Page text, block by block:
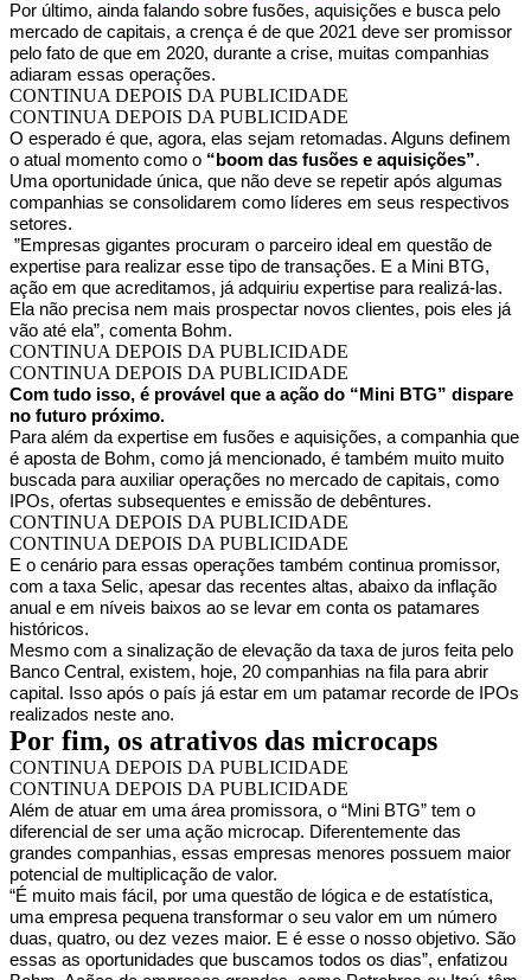
Por último, ainda falando sobre fusões, aquisições e busca pelo
mercado de capitais, a crença é de que 2021 deve ser promissor
pelo fato de que em 2020, durante a crise, muitas companhias
adiaram essas operações.
CONTINUA DEPOIS DA PUBLICIDADE
CONTINUA DEPOIS DA PUBLICIDADE
O esperado é que, agora, elas sejam retomadas. Alguns definem
o atual momento como o “boom das fusões e aquisições”.
Uma oportunidade única, que não deve se repetir após algumas
companhias se consolidarem como líderes em seus respectivos
setores.
”Empresas gigantes procuram o parceiro ideal em questão de
expertise para realizar esse tipo de transações. E a Mini BTG,
ação em que acreditamos, já adquiriu expertise para realizá-las.
Ela não precisa nem mais prospectar novos clientes, pois eles já
vão até ela”, comenta Bohm.
CONTINUA DEPOIS DA PUBLICIDADE
CONTINUA DEPOIS DA PUBLICIDADE
Com tudo isso, é provável que a ação do “Mini BTG” dispare
no futuro próximo.
Para além da expertise em fusões e aquisições, a companhia que
é aposta de Bohm, como já mencionado, é também muito muito
buscada para auxiliar operações no mercado de capitais, como
IPOs, ofertas subsequentes e emissão de debêntures.
CONTINUA DEPOIS DA PUBLICIDADE
CONTINUA DEPOIS DA PUBLICIDADE
E o cenário para essas operações também continua promissor,
com a taxa Selic, apesar das recentes altas, abaixo da inflação
anual e em níveis baixos ao se levar em conta os patamares
históricos.
Mesmo com a sinalização de elevação da taxa de juros feita pelo
Banco Central, existem, hoje, 20 companhias na fila para abrir
capital. Isso após o país já estar em um patamar recorde de IPOs
realizados neste ano.
Por fim, os atrativos das microcaps
CONTINUA DEPOIS DA PUBLICIDADE
CONTINUA DEPOIS DA PUBLICIDADE
Além de atuar em uma área promissora, o “Mini BTG” tem o
diferencial de ser uma ação microcap. Diferentemente das
grandes companhias, essas empresas menores possuem maior
potencial de multiplicação de valor.
“É muito mais fácil, por uma questão de lógica e de estatística,
uma empresa pequena transformar o seu valor em um número
duas, quatro, ou dez vezes maior. E é esse o nosso objetivo. São
essas as oportunidades que buscamos todos os dias”, enfatizou